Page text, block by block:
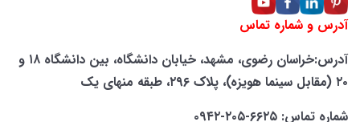
آدرس و شماره تماس
آدرس:خراسان رضوی، مشهد، خیابان دانشگاه، بین دانشگاه ۱۸ و
۲۰ (مقابل سینما هویزه)، پلاک ۲۹۶، طبقه منهای یک
شماره تماس: ۶۶۲۵-۲۰۵-۰۹۴۲